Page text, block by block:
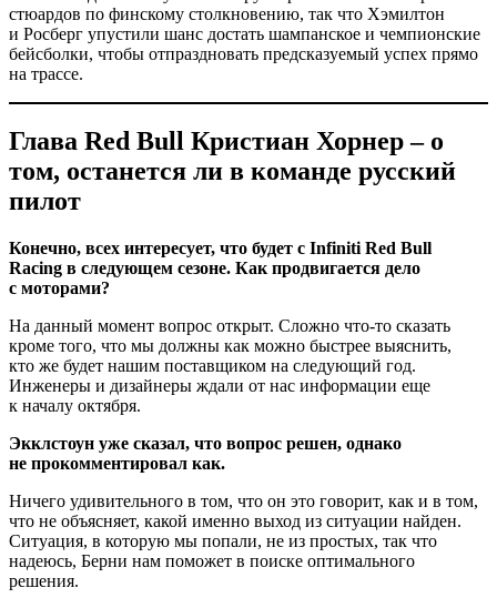
стюардов по финскому столкновению, так что Хэмилтон
и Росберг упустили шанс достать шампанское и чемпионские
бейсболки, чтобы отпраздновать предсказуемый успех прямо
на трассе.
Глава Red Bull Кристиан Хорнер – о
том, останется ли в команде русский
пилот
Конечно, всех интересует, что будет с Infiniti Red Bull
Racing в следующем сезоне. Как продвигается дело
с моторами?
На данный момент вопрос открыт. Сложно что-то сказать
кроме того, что мы должны как можно быстрее выяснить,
кто же будет нашим поставщиком на следующий год.
Инженеры и дизайнеры ждали от нас информации еще
к началу октября.
Экклстоун уже сказал, что вопрос решен, однако
не прокомментировал как.
Ничего удивительного в том, что он это говорит, как и в том,
что не объясняет, какой именно выход из ситуации найден.
Ситуация, в которую мы попали, не из простых, так что
надеюсь, Берни нам поможет в поиске оптимального
решения.